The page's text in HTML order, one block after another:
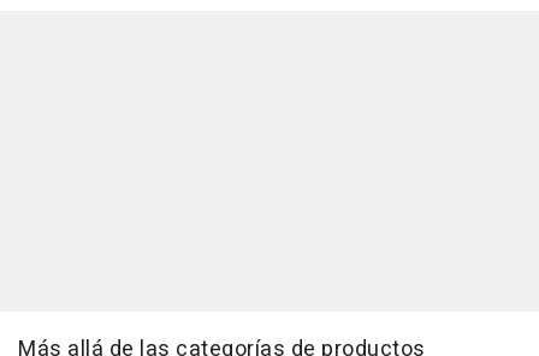
Más allá de las categorías de productos